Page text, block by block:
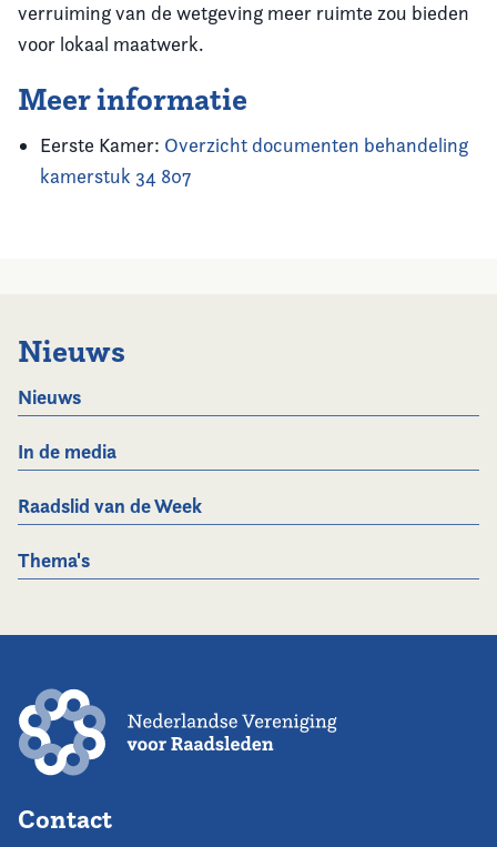
verruiming van de wetgeving meer ruimte zou bieden
voor lokaal maatwerk.
Meer informatie
Eerste Kamer: Overzicht documenten behandeling
kamerstuk 34 807
Nieuws
Nieuws
In de media
Raadslid van de Week
Thema's
Contact